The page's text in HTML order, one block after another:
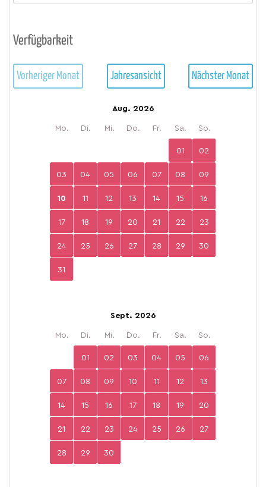
Verfügbarkeit
Vorheriger Monat Jahresansicht Nächster Monat
Aug. 2026
Mo. Di. Mi. Do. Fr. Sa. So.
01 02
03 04 05 06 07 08 09
10 11 12 13 14 15 16
17 18 19 20 21 22 23
24 25 26 27 28 29 30
31
Sept. 2026
Mo. Di. Mi. Do. Fr. Sa. So.
01 02 03 04 05 06
07 08 09 10 11 12 13
14 15 16 17 18 19 20
21 22 23 24 25 26 27
28 29 30